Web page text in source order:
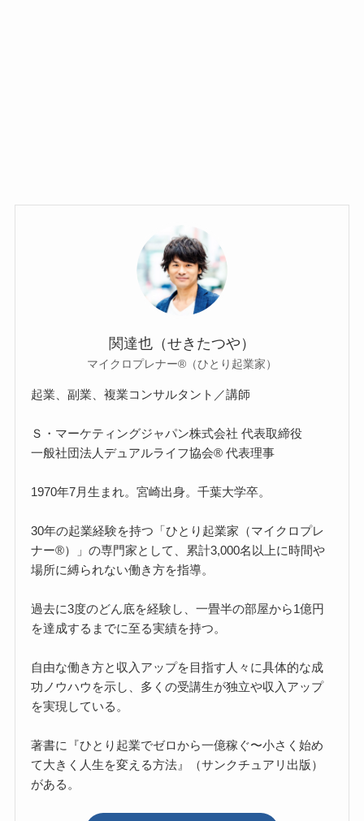
関達也（せきたつや）
マイクロプレナー®（ひとり起業家）
起業、副業、複業コンサルタント／講師
Ｓ・マーケティングジャパン株式会社 代表取締役
一般社団法人デュアルライフ協会® 代表理事
1970年7月生まれ。宮崎出身。千葉大学卒。
30年の起業経験を持つ「ひとり起業家（マイクロプレ
ナー®）」の専門家として、累計3,000名以上に時間や
場所に縛られない働き方を指導。
過去に3度のどん底を経験し、一畳半の部屋から1億円
を達成するまでに至る実績を持つ。
自由な働き方と収入アップを目指す人々に具体的な成
功ノウハウを示し、多くの受講生が独立や収入アップ
を実現している。
著書に『ひとり起業でゼロから一億稼ぐ〜小さく始め
て大きく人生を変える方法』（サンクチュアリ出版）
がある。